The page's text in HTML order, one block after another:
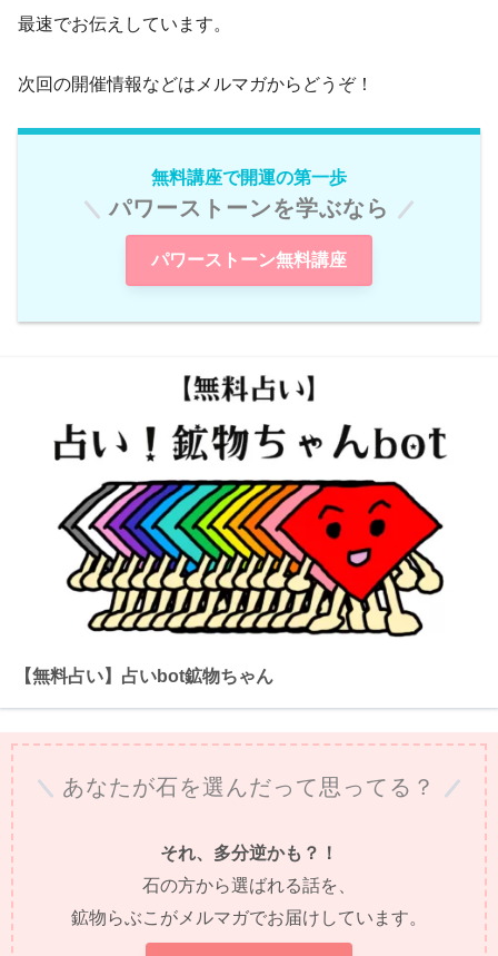
最速でお伝えしています。
次回の開催情報などはメルマガからどうぞ！
無料講座で開運の第一歩
パワーストーンを学ぶなら
パワーストーン無料講座
【無料占い】占いbot鉱物ちゃん
あなたが石を選んだって思ってる？
それ、多分逆かも？！
石の方から選ばれる話を、
鉱物らぶこがメルマガでお届けしています。